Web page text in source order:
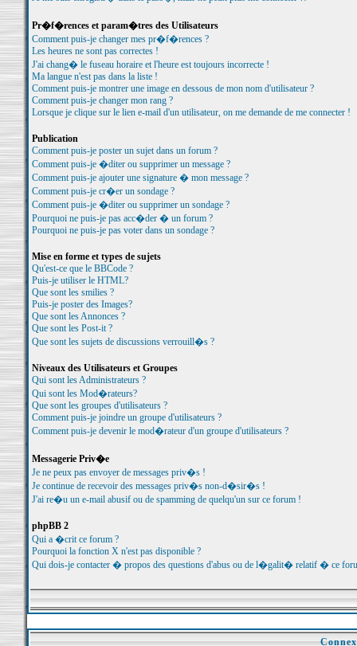
Pr�f�rences et param�tres des Utilisateurs
Comment puis-je changer mes pr�f�rences ?
Les heures ne sont pas correctes !
J'ai chang� le fuseau horaire et l'heure est toujours incorrecte !
Ma langue n'est pas dans la liste !
Comment puis-je montrer une image en dessous de mon nom d'utilisateur ?
Comment puis-je changer mon rang ?
Lorsque je clique sur le lien e-mail d'un utilisateur, on me demande de me connecter !
Publication
Comment puis-je poster un sujet dans un forum ?
Comment puis-je �diter ou supprimer un message ?
Comment puis-je ajouter une signature � mon message ?
Comment puis-je cr�er un sondage ?
Comment puis-je �diter ou supprimer un sondage ?
Pourquoi ne puis-je pas acc�der � un forum ?
Pourquoi ne puis-je pas voter dans un sondage ?
Mise en forme et types de sujets
Qu'est-ce que le BBCode ?
Puis-je utiliser le HTML?
Que sont les smilies ?
Puis-je poster des Images?
Que sont les Annonces ?
Que sont les Post-it ?
Que sont les sujets de discussions verrouill�s ?
Niveaux des Utilisateurs et Groupes
Qui sont les Administrateurs ?
Qui sont les Mod�rateurs?
Que sont les groupes d'utilisateurs ?
Comment puis-je joindre un groupe d'utilisateurs ?
Comment puis-je devenir le mod�rateur d'un groupe d'utilisateurs ?
Messagerie Priv�e
Je ne peux pas envoyer de messages priv�s !
Je continue de recevoir des messages priv�s non-d�sir�s !
J'ai re�u un e-mail abusif ou de spamming de quelqu'un sur ce forum !
phpBB 2
Qui a �crit ce forum ?
Pourquoi la fonction X n'est pas disponible ?
Qui dois-je contacter � propos des questions d'abus ou de l�galit� relatif � ce